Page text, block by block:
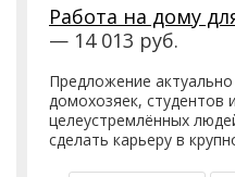
Работа на дому
— 14 013 руб.
Предложение
домохозяек, студентов
целеустремлённых
сделать карьеру в